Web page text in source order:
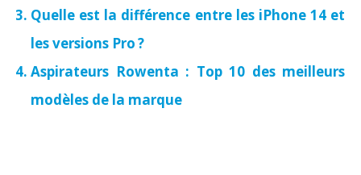
Quelle est la différence entre les iPhone 14 et
les versions Pro ?
Aspirateurs Rowenta : Top 10 des meilleurs
modèles de la marque